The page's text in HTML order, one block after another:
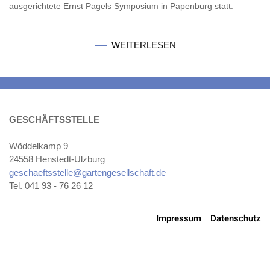
ausgerichtete Ernst Pagels Symposium in Papenburg statt.
WEITERLESEN
GESCHÄFTSSTELLE
Wöddelkamp 9
24558 Henstedt-Ulzburg
geschaeftsstelle@gartengesellschaft.de
Tel. 041 93 - 76 26 12
Impressum Datenschutz